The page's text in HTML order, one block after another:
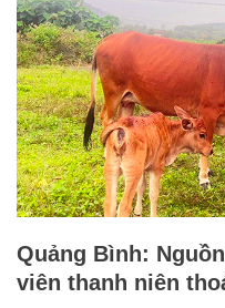
Quảng Bình:
viên thanh niên